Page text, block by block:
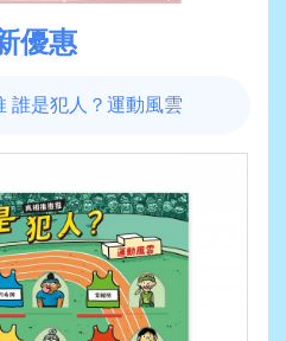
優惠
誰是犯人？運動風雲